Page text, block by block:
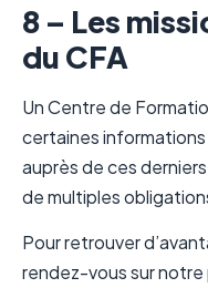
8 – Les
du CFA
Un Centre de
certaines
auprès de ces
de multiples
Pour retrouver
rendez-vous sur